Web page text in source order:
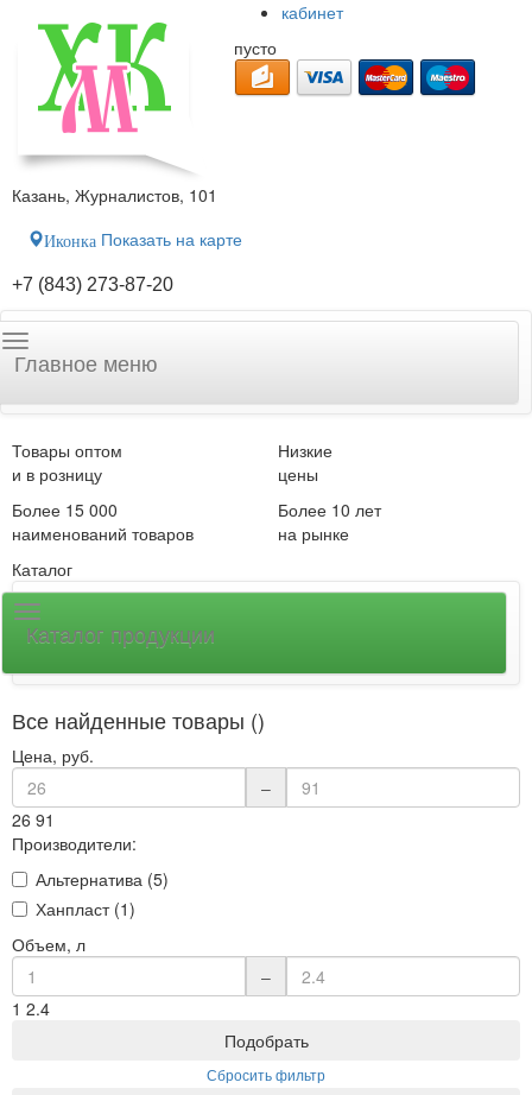
кабинет
пусто
Казань, Журналистов, 101
Иконка Показать на карте
+7 (843) 273-87-20
Главное меню
Товары оптом
и в розницу
Низкие
цены
Более 15 000
наименований товаров
Более 10 лет
на рынке
Каталог
Каталог продукции
Все найденные товары ()
Цена, руб.
–
26 91
Производители:
Альтернатива (5)
Ханпласт (1)
Объем, л
–
1 2.4
Подобрать
Сбросить фильтр